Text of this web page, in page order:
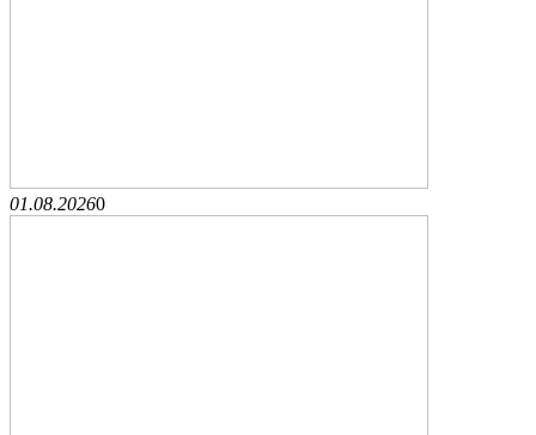
01.08.20260